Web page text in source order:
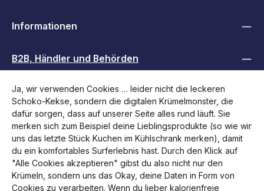
Informationen
B2B, Händler und Behörden
Folge uns
Ja, wir verwenden Cookies … leider nicht die leckeren
Schoko-Kekse, sondern die digitalen Krümelmonster, die
dafür sorgen, dass auf unserer Seite alles rund läuft. Sie
merken sich zum Beispiel deine Lieblingsprodukte (so wie wir
uns das letzte Stück Kuchen im Kühlschrank merken), damit
du ein komfortables Surferlebnis hast. Durch den Klick auf
"Alle Cookies akzeptieren" gibst du also nicht nur den
Krümeln, sondern uns das Okay, deine Daten in Form von
Cookies zu verarbeiten. Wenn du lieber kalorienfreie